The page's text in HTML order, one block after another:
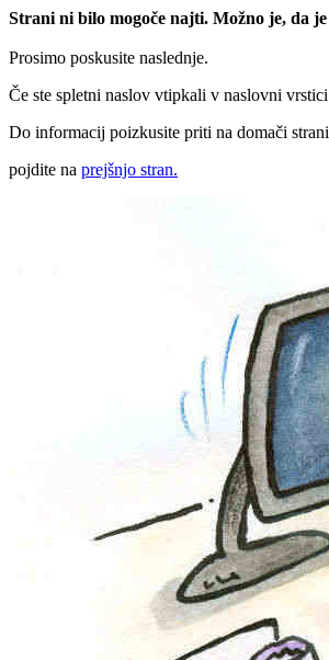
Strani ni bilo mogoče najti. Možno je, da
Prosimo poskusite naslednje.
Če ste spletni naslov vtipkali v naslovni
Do informacij poizkusite priti na domači strani
pojdite na prejšnjo stran.